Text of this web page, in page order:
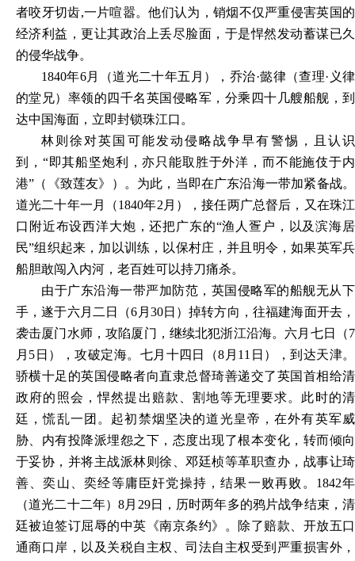
者咬牙切齿,一片喧嚣。他们认为，销烟不仅严重侵害英国的
经济利益，更让其政治上丢尽脸面，于是悍然发动蓄谋已久
的侵华战争。
1840年6月（道光二十年五月），乔治·懿律（查理·义律
的堂兄）率领的四千名英国侵略军，分乘四十几艘船舰，到
达中国海面，立即封锁珠江口。
林则徐对英国可能发动侵略战争早有警惕，且认识
到，“即其船坚炮利，亦只能取胜于外洋，而不能施伎于内
港”（《致莲友》）。为此，当即在广东沿海一带加紧备战。
道光二十年一月（1840年2月），接任两广总督后，又在珠江
口附近布设西洋大炮，还把广东的“渔人疍户，以及滨海居
民”组织起来，加以训练，以保村庄，并且明令，如果英军兵
船胆敢闯入内河，老百姓可以持刀痛杀。
由于广东沿海一带严加防范，英国侵略军的船舰无从下
手，遂于六月二日（6月30日）掉转方向，往福建海面开去，
袭击厦门水师，攻陷厦门，继续北犯浙江沿海。六月七日（7
月5日），攻破定海。七月十四日（8月11日），到达天津。
骄横十足的英国侵略者向直隶总督琦善递交了英国首相给清
政府的照会，悍然提出赔款、割地等无理要求。此时的清
廷，慌乱一团。起初禁烟坚决的道光皇帝，在外有英军威
胁、内有投降派埋怨之下，态度出现了根本变化，转而倾向
于妥协，并将主战派林则徐、邓廷桢等革职查办，战事让琦
善、奕山、奕经等庸臣奸党操持，结果一败再败。1842年
（道光二十二年）8月29日，历时两年多的鸦片战争结束，清
廷被迫签订屈辱的中英《南京条约》。除了赔款、开放五口
通商口岸，以及关税自主权、司法自主权受到严重损害外，